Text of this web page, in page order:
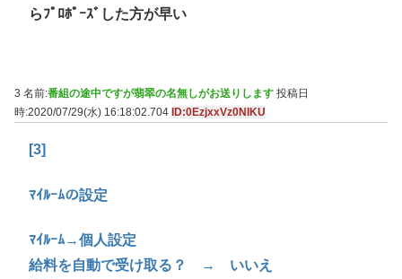
らﾌﾟﾛﾎﾟｰｽﾞした方が早い
3 名前:番組の途中ですが翡翠の名無しがお送りします 投稿日
時:2020/07/29(水) 16:18:02.704 ID:0EzjxxVz0NIKU
[3]
ﾏｲﾙｰﾑの設定
ﾏｲﾙｰﾑ→個人設定
給料を自動で受け取る？ → いいえ